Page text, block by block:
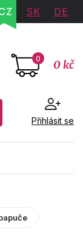
SK DE
0 0 kč
Přihlásit se